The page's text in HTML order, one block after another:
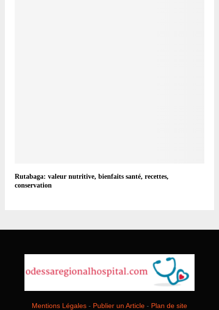
Rutabaga: valeur nutritive, bienfaits santé, recettes,
conservation
Mentions Légales - Publier un Article - Plan de site